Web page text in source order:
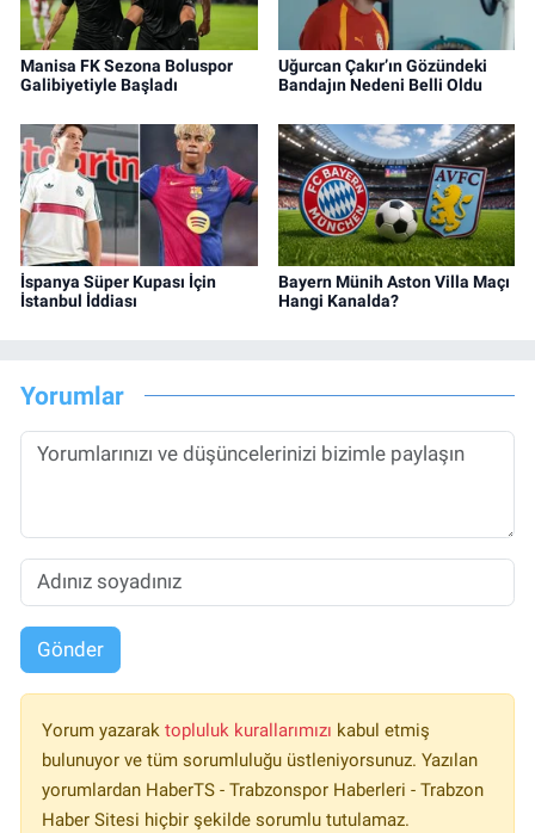
Manisa FK Sezona Boluspor
Galibiyetiyle Başladı
Uğurcan Çakır’ın Gözündeki
Bandajın Nedeni Belli Oldu
İspanya Süper Kupası İçin
İstanbul İddiası
Bayern Münih Aston Villa Maçı
Hangi Kanalda?
Yorumlar
Gönder
Yorum yazarak topluluk kurallarımızı kabul etmiş
bulunuyor ve tüm sorumluluğu üstleniyorsunuz. Yazılan
yorumlardan HaberTS - Trabzonspor Haberleri - Trabzon
Haber Sitesi hiçbir şekilde sorumlu tutulamaz.